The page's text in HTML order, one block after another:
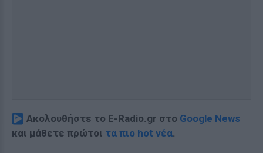
Ακολουθήστε το E-Radio.gr στο Google News
και μάθετε πρώτοι τα πιο hot νέα.